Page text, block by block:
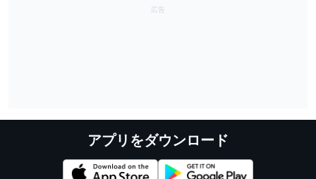
アプリをダウンロード